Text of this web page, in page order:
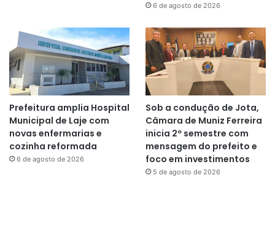
6 de agosto de 2026
Prefeitura amplia Hospital
Municipal de Laje com
novas enfermarias e
cozinha reformada
6 de agosto de 2026
Sob a condução de Jota,
Câmara de Muniz Ferreira
inicia 2º semestre com
mensagem do prefeito e
foco em investimentos
5 de agosto de 2026